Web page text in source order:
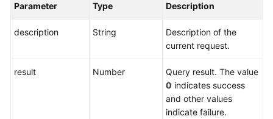
Parameter Type Description
description String
Description of the
current request.
result Number
Query result. The value
0 indicates success
and other values
indicate failure.